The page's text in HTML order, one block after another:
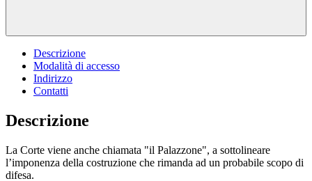
Descrizione
Modalità di accesso
Indirizzo
Contatti
Descrizione
La Corte viene anche chiamata "il Palazzone", a sottolineare
l’imponenza della costruzione che rimanda ad un probabile scopo di
difesa.